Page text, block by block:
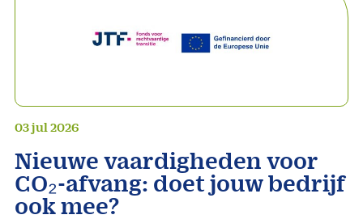
03 jul 2026
Nieuwe vaardigheden voor
CO₂-afvang: doet jouw bedrijf
ook mee?